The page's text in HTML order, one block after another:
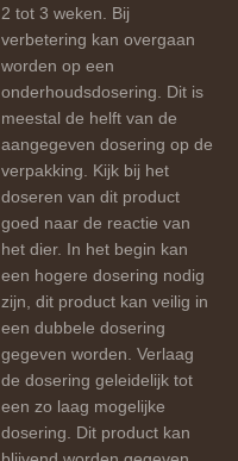
2 tot 3 weken. Bij
verbetering kan overgaan
worden op een
onderhoudsdosering. Dit is
meestal de helft van de
aangegeven dosering op de
verpakking. Kijk bij het
doseren van dit product
goed naar de reactie van
het dier. In het begin kan
een hogere dosering nodig
zijn, dit product kan veilig in
een dubbele dosering
gegeven worden. Verlaag
de dosering geleidelijk tot
een zo laag mogelijke
dosering. Dit product kan